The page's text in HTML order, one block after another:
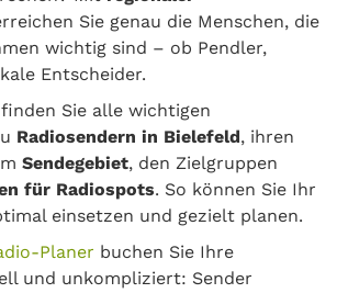
Sie genau die Menschen, die
wichtig sind – ob Pendler,
Entscheider.
Sie alle wichtigen
Radiosendern in Bielefeld, ihren
Sendegebiet, den Zielgruppen
für Radiospots. So können Sie Ihr
einsetzen und gezielt planen.
Planer buchen Sie Ihre
und unkompliziert: Sender